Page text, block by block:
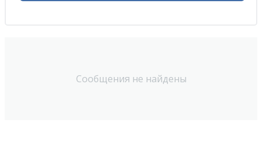
Сообщения не найдены